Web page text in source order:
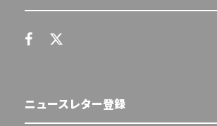
ニュースレター登録